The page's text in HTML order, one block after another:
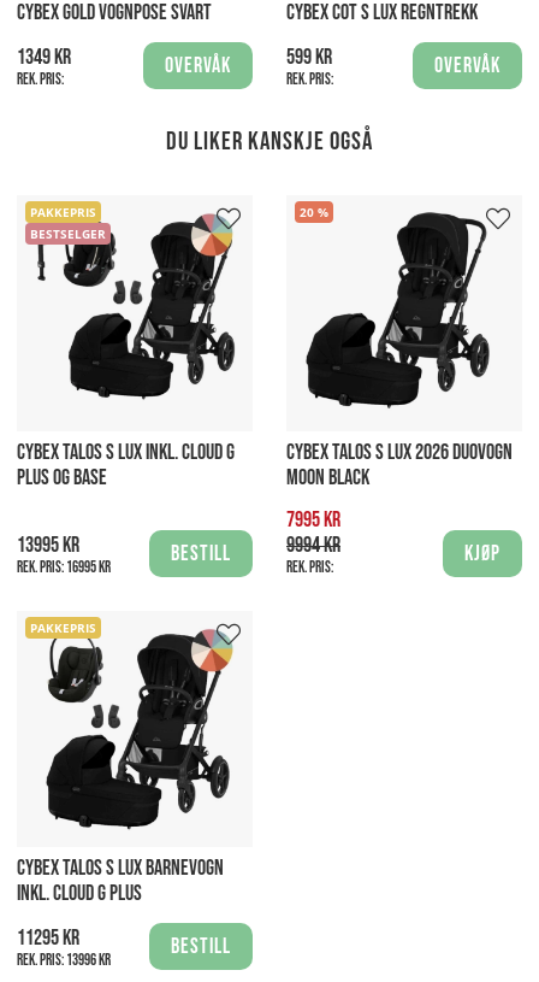
CYBEX GOLD VOGNPOSE SVART
1349 kr
Rek. pris:
Overvåk
CYBEX COT S LUX REGNTREKK
599 kr
Rek. pris:
Overvåk
Du liker kanskje også
PAKKEPRIS
BESTSELGER
CYBEX TALOS S LUX INKL. CLOUD G
PLUS OG BASE
13995 kr
Rek. pris:16995 kr
Bestill
20
CYBEX TALOS S LUX 2026 DUOVOGN
MOON BLACK
7995 kr
9994 kr
Rek. pris:
Kjøp
PAKKEPRIS
CYBEX TALOS S LUX BARNEVOGN
INKL. CLOUD G PLUS
11295 kr
Rek. pris:13996 kr
Bestill